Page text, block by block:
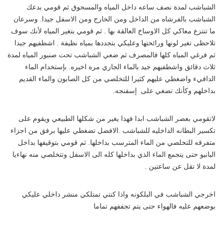
الشباشب لمدة نصف ساعه داخل المياه والمسحوق ثم قومي بدعك
الشباشب بالفرشاه من الداخل ومن الخارج ومن الاسفل جيدا. وسرعان
ما تنتزع معاكي كل الاوساخ العالقة بها . ثم قومي بتغير المياه لأنك سوف
تلاحظى تغير لونها ورائحتها وعليكي بتجددها بمياه نظيفة . اشطفيهم جيدا
ثم فرغي المياه كلها فالمصرف ثم ضعي الشباشب تحت صنبور المياه لمدة
ثلاث دقائق واشطفيهم جيد بالماء الجاري مره اخيره. بإستخدام الماء
الدافيء واضغطي عليهم كثيرا للتخلصي من كل الصابون والماء القديم
بداخلهم وكأنك تضغي على إسفنجه.
لاتقومي بعصر الشباشب ابدا فهذا يغير من شكلها الطبيعي ويقوم على
تكسير البطانه الداخليه للشباشب .الافضل تضغطي عليها برفق من اجزاء
متفرقه للتخلصي من الماء المترسب بداخلها. ثم قومي بتوقيفها بداخل
البانيو حتى يتجمع الماء الذي بداخلها كله الى الاسفل وتتخلصي منه نهاءيا
لمدة لا تقل عن ساعتين .
اخرجي الشباشب في البلكونه واذا كنتي تمتلكي منشر داخلي عليكي
بوضعهم عليه فالهواء حتى يتم تجففهم تماما